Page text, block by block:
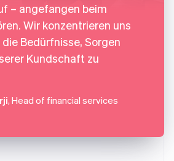
– angefangen beim
Wir konzentrieren uns
Bedürfnisse, Sorgen
Kundschaft zu
, Head of financial services